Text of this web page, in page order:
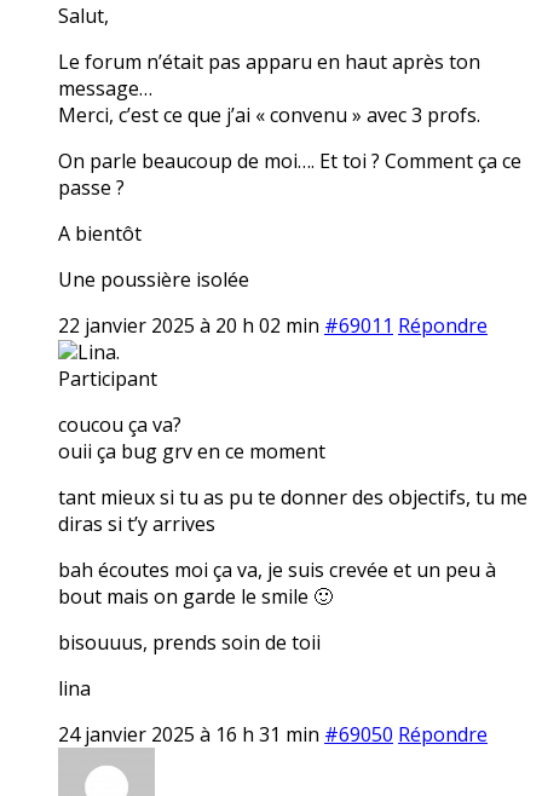
Salut,
Le forum n’était pas apparu en haut après ton
message…
Merci, c’est ce que j’ai « convenu » avec 3 profs.
On parle beaucoup de moi…. Et toi ? Comment ça ce
passe ?
A bientôt
Une poussière isolée
22 janvier 2025 à 20 h 02 min #69011 Répondre
Lina.
Participant
coucou ça va?
ouii ça bug grv en ce moment
tant mieux si tu as pu te donner des objectifs, tu me
diras si t’y arrives
bah écoutes moi ça va, je suis crevée et un peu à
bout mais on garde le smile 🙂
bisouuus, prends soin de toii
lina
24 janvier 2025 à 16 h 31 min #69050 Répondre